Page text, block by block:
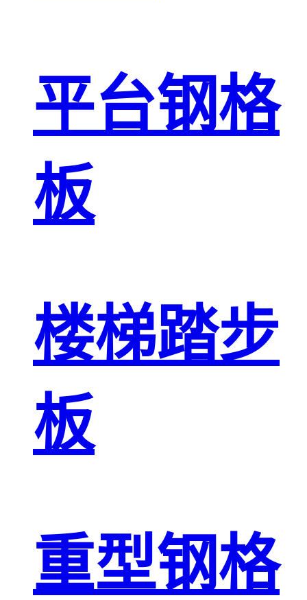
平台钢格
板
楼梯踏步
板
重型钢格